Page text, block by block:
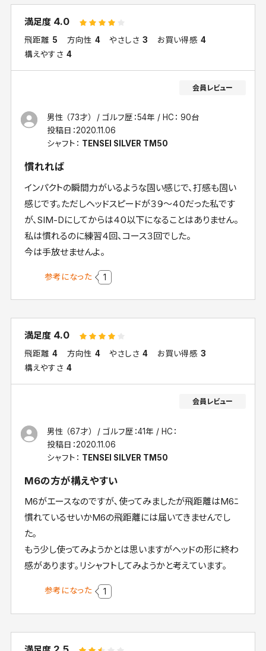
満足度 4.0
飛距離 5 方向性 4 やさしさ 3 お買い得感 4
構えやすさ 4
男性 （73才） ゴルフ歴：54年
HC： 90台
投稿日：2020.11.06
シャフト： TENSEI SILVER TM50
慣れれば
インパクトの瞬間力がいるような固い感じで、打感も固い
感じです。ただしヘッドスピードが３９～４０だった私です
が、SIM-Dにしてからは４０以下になることはありません。
私は慣れるのに練習４回、コース３回でした。
今は手放せませんよ。
参考になった 1
満足度 4.0
飛距離 4 方向性 4 やさしさ 4 お買い得感 3
構えやすさ 4
男性 （67才） ゴルフ歴：41年
HC：
投稿日：2020.11.06
シャフト： TENSEI SILVER TM50
M6の方が構えやすい
M6がエースなのですが､使ってみましたが飛距離はM6ﾆ
慣れているせいかM6の飛距離には届いてきませんでし
た｡
もう少し使ってみようかとは思いますがヘッドの形に終わ
感があります｡リシャフトしてみようかと考えています｡
参考になった 1